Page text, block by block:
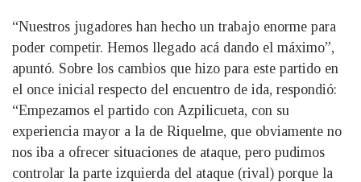
“Nuestros jugadores han hecho un trabajo enorme para
poder competir. Hemos llegado acá dando el máximo”,
apuntó. Sobre los cambios que hizo para este partido en
el once inicial respecto del encuentro de ida, respondió:
“Empezamos el partido con Azpilicueta, con su
experiencia mayor a la de Riquelme, que obviamente no
nos iba a ofrecer situaciones de ataque, pero pudimos
controlar la parte izquierda del ataque (rival) porque la